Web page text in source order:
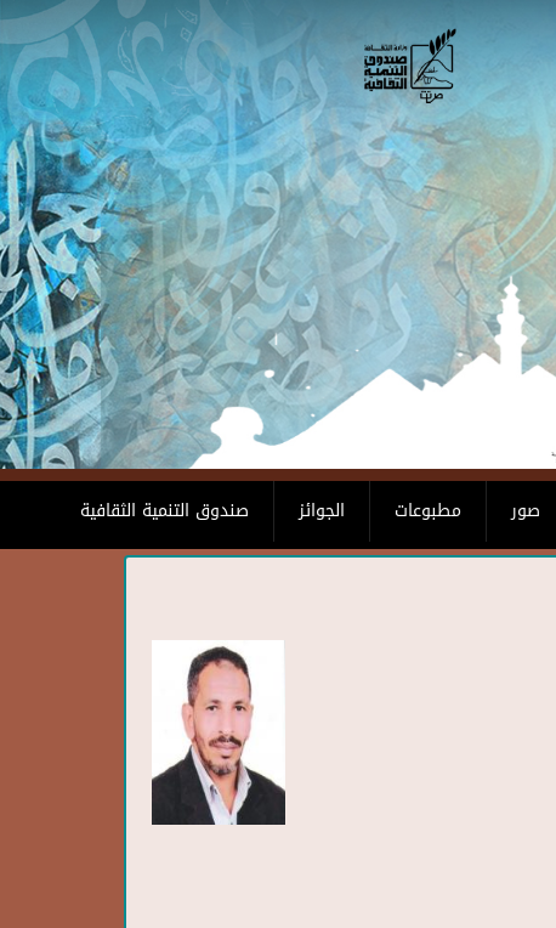
صندوق التنمية الثقافية الجوائز مطبوعات صور